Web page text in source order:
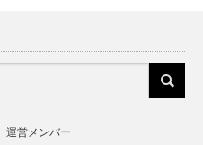
運営メンバー